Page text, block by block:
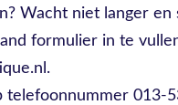
Wacht niet langer en
formulier in te
telefoonnummer 013-